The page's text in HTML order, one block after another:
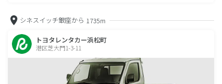
シネスイッチ銀座から 1735m
トヨタレンタカー浜松町
港区芝大門1-3-11